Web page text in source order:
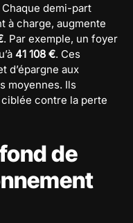
Chaque demi-part
à charge, augmente
. Par exemple, un foyer
41 108 €. Ces
d’épargne aux
moyennes. Ils
contre la perte
de